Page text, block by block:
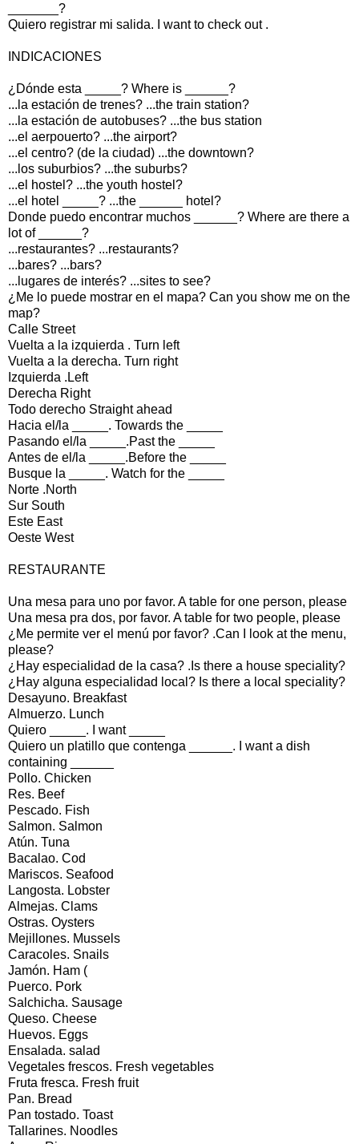
_______?
Quiero registrar mi salida. I want to check out .
INDICACIONES
¿Dónde esta _____? Where is ______?
...la estación de trenes? ...the train station?
...la estación de autobuses? ...the bus station
...el aerpouerto? ...the airport?
...el centro? (de la ciudad) ...the downtown?
...los suburbios? ...the suburbs?
...el hostel? ...the youth hostel?
...el hotel _____? ...the ______ hotel?
Donde puedo encontrar muchos ______? Where are there a
lot of ______?
...restaurantes? ...restaurants?
...bares? ...bars?
...lugares de interés? ...sites to see?
¿Me lo puede mostrar en el mapa? Can you show me on the
map?
Calle Street
Vuelta a la izquierda . Turn left
Vuelta a la derecha. Turn right
Izquierda .Left
Derecha Right
Todo derecho Straight ahead
Hacia el/la _____. Towards the _____
Pasando el/la _____.Past the _____
Antes de el/la _____.Before the _____
Busque la _____. Watch for the _____
Norte .North
Sur South
Este East
Oeste West
RESTAURANTE
Una mesa para uno por favor. A table for one person, please
Una mesa pra dos, por favor. A table for two people, please
¿Me permite ver el menú por favor? .Can I look at the menu,
please?
¿Hay especialidad de la casa? .Is there a house speciality?
¿Hay alguna especialidad local? Is there a local speciality?
Desayuno. Breakfast
Almuerzo. Lunch
Quiero _____. I want _____
Quiero un platillo que contenga ______. I want a dish
containing ______
Pollo. Chicken
Res. Beef
Pescado. Fish
Salmon. Salmon
Atún. Tuna
Bacalao. Cod
Mariscos. Seafood
Langosta. Lobster
Almejas. Clams
Ostras. Oysters
Mejillones. Mussels
Caracoles. Snails
Jamón. Ham (
Puerco. Pork
Salchicha. Sausage
Queso. Cheese
Huevos. Eggs
Ensalada. salad
Vegetales frescos. Fresh vegetables
Fruta fresca. Fresh fruit
Pan. Bread
Pan tostado. Toast
Tallarines. Noodles